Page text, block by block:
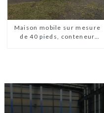
Maison mobile sur mesure
de 40 pieds, conteneur